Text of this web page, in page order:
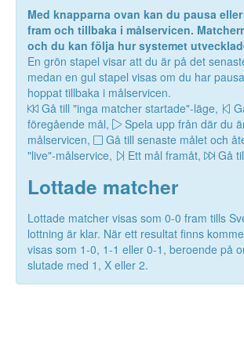
Med knapparna ovan kan du pausa
fram och tillbaka i målservicen.
och du kan följa hur systemet
En grön stapel visar att du är på det
medan en gul stapel visas om du har
hoppat tillbaka i målservicen.
Gå till "inga matcher startade"-läge,
föregående mål,
Spela upp från där du
målservicen,
Gå till senaste målet och
"live"-målservice,
Ett mål framåt, Gå
Lottade matcher
Lottade matcher visas som 0-0 fram tills
lottning är klar. När ett resultat finns
visas som 1-0, 1-1 eller 0-1, beroende på
slutade med 1, X eller 2.